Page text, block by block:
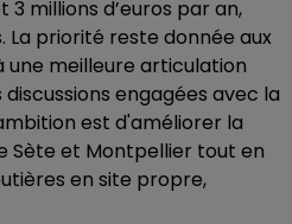
millions d’euros par an,
La priorité reste donnée aux
meilleure articulation
engagées avec la
est d'améliorer la
Sète et Montpellier tout en
en site propre,